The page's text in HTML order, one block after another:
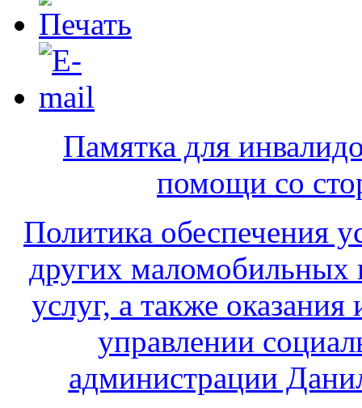
Памятка для
помощи со
Политика обеспечения
других маломобильных
услуг, а также
управлении
администрации